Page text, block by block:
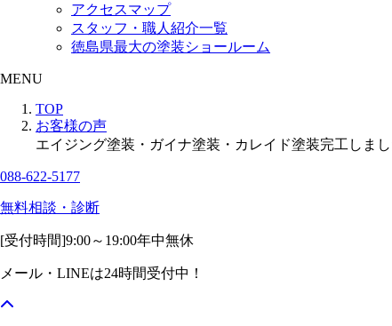
アクセスマップ
スタッフ・職人紹介一覧
徳島県最大の塗装ショールーム
MENU
TOP
お客様の声
エイジング塗装・ガイナ塗装・カレイド塗装完工しま
088-622-5177
無料相談・診断
[受付時間]9:00～19:00年中無休
メール・LINEは24時間受付中！